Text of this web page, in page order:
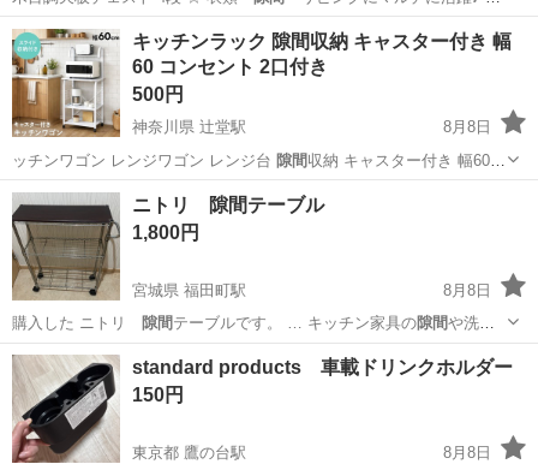
光に…
東京 台東区 収納家具
キッチンラック 隙間収納 キャスター付き 幅
60 コンセント 2口付き
500円
神奈川県 辻堂駅
8月8日
ッチンワゴン レンジワゴン レンジ台 隙間収納 キャスター付き 幅60
コンセン…
神奈川 藤沢市 辻堂駅 収納家具
ニトリ 隙間テーブル
1,800円
宮城県 福田町駅
8月8日
購入した ニトリ
隙間 テーブルです。 … キッチン家具の隙間や洗濯
機横やベット…
宮城 仙台市 福田町駅 テーブル
standard products 車載ドリンクホルダー
150円
東京都 鷹の台駅
8月8日